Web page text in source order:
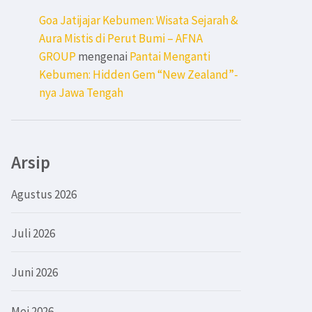
Goa Jatijajar Kebumen: Wisata Sejarah &
Aura Mistis di Perut Bumi – AFNA
GROUPmengenai Pantai Menganti
Kebumen: Hidden Gem “New Zealand”-
nya Jawa Tengah
Arsip
Agustus 2026
Juli 2026
Juni 2026